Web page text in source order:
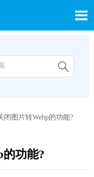


闭图片转Webp的功能?
功能?